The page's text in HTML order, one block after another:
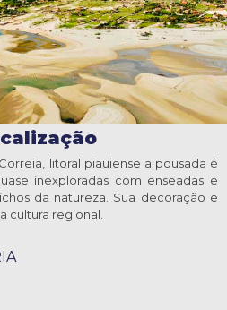
litoral piauiense a pousada é
inexploradas com enseadas e
da natureza. Sua decoração e
cultura regional.